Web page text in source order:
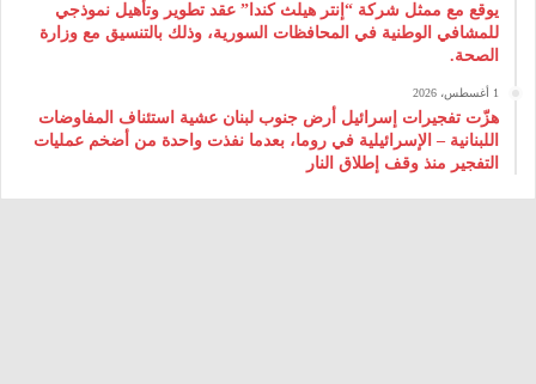
يوقع مع ممثل شركة “إنتر هيلث كندا” عقد تطوير وتأهيل نموذجي
للمشافي الوطنية في المحافظات السورية، وذلك بالتنسيق مع وزارة
الصحة.
1 أغسطس، 2026
هزّت تفجيرات إسرائيل أرض جنوب لبنان عشية استئناف المفاوضات
اللبنانية – الإسرائيلية في روما، بعدما نفذت واحدة من أضخم عمليات
التفجير منذ وقف إطلاق النار